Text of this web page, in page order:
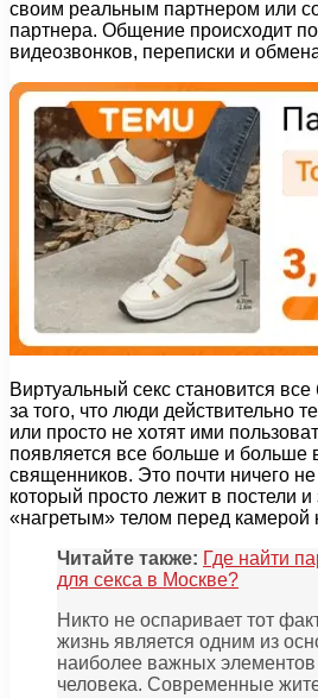
своим реальным партнером или
партнера. Общение происходит
видеозвонков, переписки и
Виртуальный секс становится
за того, что люди действительно
или просто не хотят ими
появляется все больше и больше
священников. Это почти ничего не
который просто лежит в постели
«нагретым» телом перед камерой
Читайте также: Где найти
для секса в Москве?
Никто не оспаривает тот
жизнь является одним из
наиболее важных
человека. Современные